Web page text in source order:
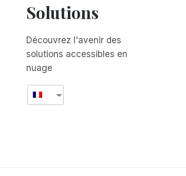
Solutions
Découvrez l'avenir des
solutions accessibles en
nuage